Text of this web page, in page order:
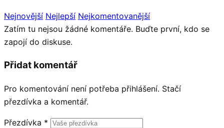
Nejnovější Nejlepší Nejkomentovanější
Zatím tu nejsou žádné komentáře. Buďte první, kdo se
zapojí do diskuse.
Přidat komentář
Pro komentování není potřeba přihlášení. Stačí
přezdívka a komentář.
Přezdívka *